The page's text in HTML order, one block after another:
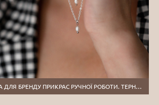
СТУДІЙНА ЗЙОМКА ДЛЯ БРЕНДУ ПРИКРАС РУЧНОЇ РОБОТИ. ТЕРНОПІЛЬ